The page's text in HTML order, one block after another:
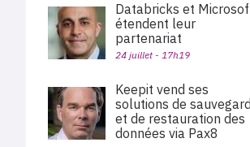
Databricks et
étendent leur
partenariat
24 juillet - 17h19
Keepit vend ses
solutions de
et de restauration des
données via Pax8